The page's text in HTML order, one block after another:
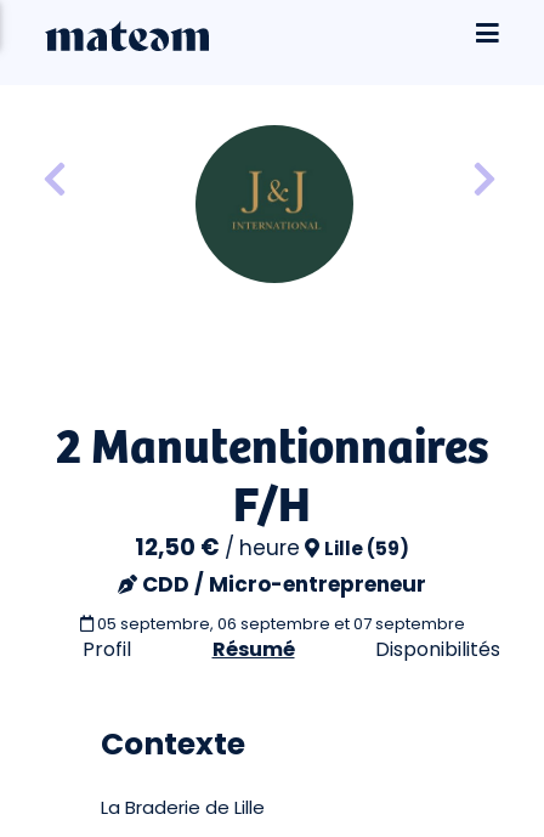
2 Manutentionnaires
F/H
12,50 € / heure Lille (59)
CDD / Micro-entrepreneur
05 septembre, 06 septembre et 07 septembre
Profil Résumé Disponibilités
Contexte
La Braderie de Lille